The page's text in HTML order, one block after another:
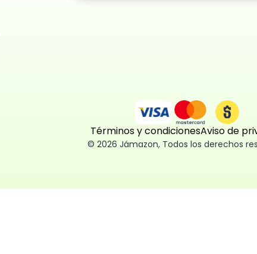
Términos y condicionesAviso de
© 2026 Jámazon, Todos los derechos